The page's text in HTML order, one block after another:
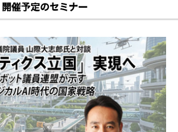
開催予定のセミナー